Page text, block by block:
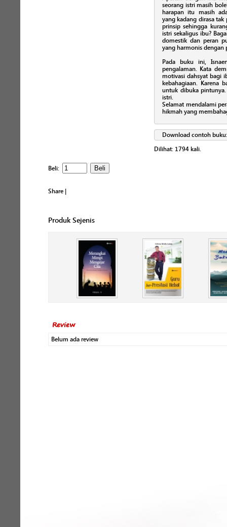
seorang istri masih
harapan itu masih
yang kadang dirasa tak
prinsip sehingga
istri sekaligus ibu?
domestik dan peran
yang harmonis dengan
Pada buku ini,
pengalaman. Kata
motivasi dahsyat bagi
kebahagiaan. Karena
untuk dibuka
istri.
Selamat mendalami
hikmah yang
Download contoh
Dilihat: 1794 kali.
Beli:
Share |
Produk Sejenis
Review
Belum ada review